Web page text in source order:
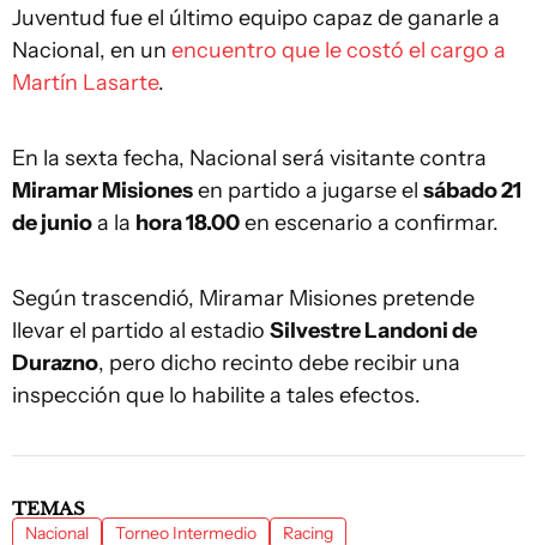
Juventud fue el último equipo capaz de ganarle a
Nacional, en un encuentro que le costó el cargo a
Martín Lasarte.
En la sexta fecha, Nacional será visitante contra
Miramar Misionesen partido a jugarse el sábado 21
de junioa la hora 18.00en escenario a confirmar.
Según trascendió, Miramar Misiones pretende
llevar el partido al estadio Silvestre Landoni de
Durazno, pero dicho recinto debe recibir una
inspección que lo habilite a tales efectos.
TEMAS
Nacional Torneo Intermedio Racing